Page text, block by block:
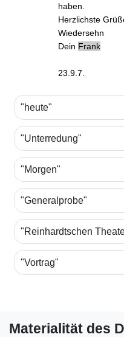
haben.
Herzlichste
Wiedersehn
Dein Frank
23.9.7.
"heute"
"Unterredung"
"Morgen"
"Generalprobe"
"Reinhardtschen
"Vortrag"
Materialität des